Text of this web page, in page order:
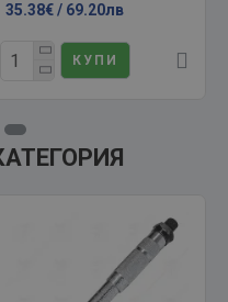
35.38€ / 69.20лв
КУПИ